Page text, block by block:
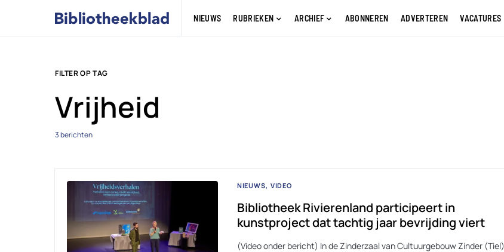
NIEUWS RUBRIEKEN ARCHIEF ABONNEREN ADVERTEREN VACATURES
FILTER OP TAG
Vrijheid
3 berichten
NIEUWS VIDEO
Bibliotheek Rivierenland participeert in
kunstproject dat tachtig jaar bevrijding viert
(Video onder bericht) In de Zinderzaal van Cultuurgebouw Zinder (Tiel)